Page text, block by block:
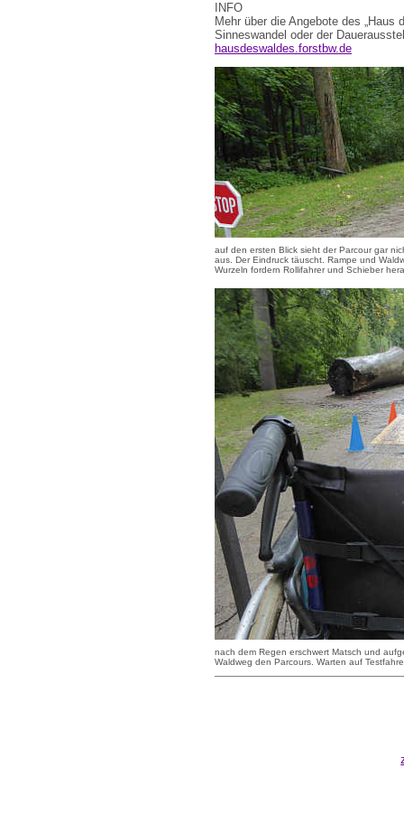
INFO
Mehr über die Angebote des „Haus
Sinneswandel oder der
hausdeswaldes.forstbw.de
auf den ersten Blick sieht der Parcour gar
aus. Der Eindruck täuscht. Rampe und
Wurzeln fordern Rollifahrer und Schieber
nach dem Regen erschwert Matsch und
Waldweg den Parcours. Warten auf